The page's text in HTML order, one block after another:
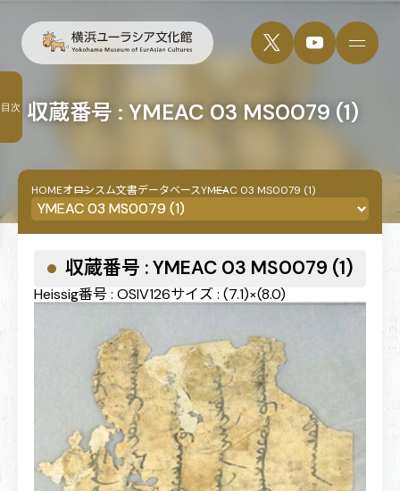
収蔵番号 : YMEAC 03 MS0079 (1)
HOMEオロンスム文書データベースYMEAC 03 MS0079 (1)
収蔵番号 : YMEAC 03 MS0079 (1)
Heissig番号 : OSIV126サイズ : (7.1)×(8.0)
目次